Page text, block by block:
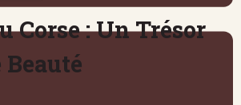
Corse : Un Trésor
Beauté